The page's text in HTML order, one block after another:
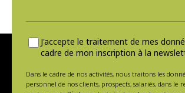
J'accepte le traitement de mes
cadre de mon inscription à la
Dans le cadre de nos activités, nous traitons les
personnel de nos clients, prospects, salariés, dans le